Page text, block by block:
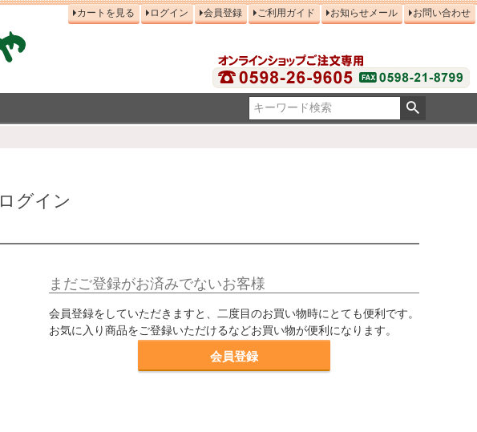
カートを見る ログイン 会員登録 ご利用ガイド お知らせメール お問い合わせ
ログイン
まだご登録がお済みでないお客様
会員登録をしていただきますと、二度目のお買い物時にとても便利です。
お気に入り商品をご登録いただけるなどお買い物が便利になります。
会員登録